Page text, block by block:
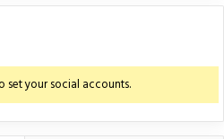
your social accounts.